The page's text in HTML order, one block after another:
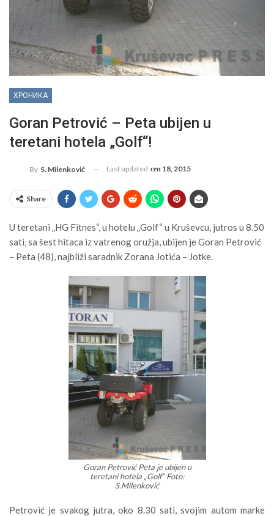
ХРОНИКА
Goran Petrović – Peta ubijen u
teretani hotela „Golf“!
By S. Milenković Last updated сеп 18, 2015
Share
U teretani „HG Fitnes“, u hotelu „Golf“ u Kruševcu, jutros u 8.50
sati, sa šest hitaca iz vatrenog oružja, ubijen je Goran Petrović
– Peta (48), najbliži saradnik Zorana Jotića – Jotke.
Goran Petrović Peta je ubijen u
teretani hotela „Golf“ Foto:
S.Milenković
Petrović je svakog jutra, oko 8.30 sati, svojim autom marke